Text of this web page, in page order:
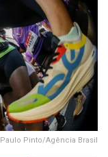
Paulo Pinto/Agência Brasil